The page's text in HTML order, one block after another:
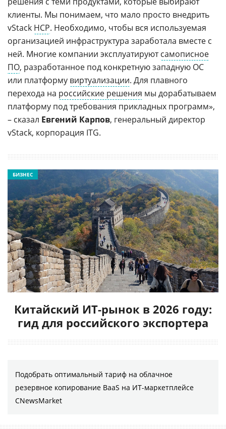
клиенты. Мы понимаем, что мало просто внедрить
vStack HCP. Необходимо, чтобы вся используемая
организацией инфраструктура заработала вместе с
ней. Многие компании эксплуатируютсамописное
ПО, разработанное под конкретную западную ОС
или платформу виртуализации. Для плавного
перехода на российские решения мы дорабатываем
платформу под требования прикладных программ»,
– сказал Евгений Карпов, генеральный директор
vStack, корпорация ITG.
Китайский ИТ-рынок в 2026 году:
гид для российского экспортера
БИЗНЕС
Подобрать оптимальный тариф на облачное
резервное копирование BaaS на ИТ-маркетплейсе
CNewsMarket